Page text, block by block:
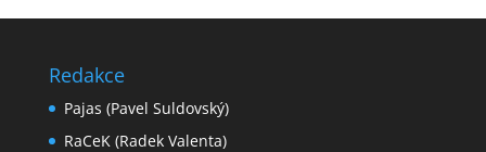
Redakce
Pajas (Pavel Suldovský)
RaCeK (Radek Valenta)